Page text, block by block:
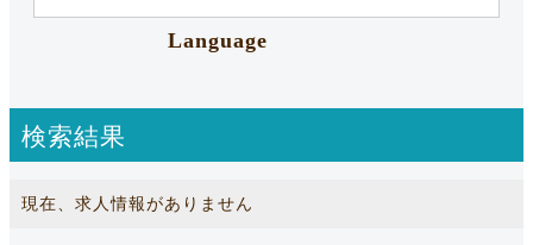
Language
検索結果
現在、求人情報がありません